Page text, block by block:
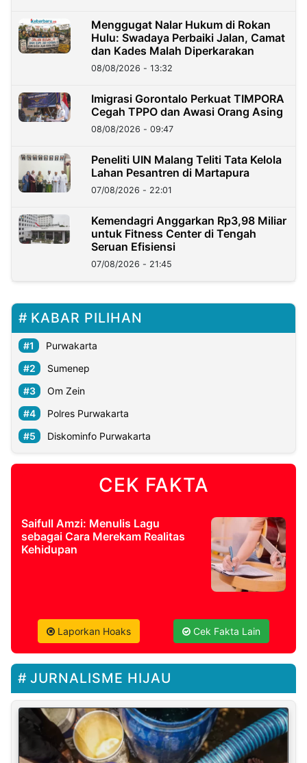
Menggugat Nalar Hukum di Rokan
Hulu: Swadaya Perbaiki Jalan, Camat
dan Kades Malah Diperkarakan
08/08/2026 - 13:32
Imigrasi Gorontalo Perkuat TIMPORA
Cegah TPPO dan Awasi Orang Asing
08/08/2026 - 09:47
Peneliti UIN Malang Teliti Tata Kelola
Lahan Pesantren di Martapura
07/08/2026 - 22:01
Kemendagri Anggarkan Rp3,98 Miliar
untuk Fitness Center di Tengah
Seruan Efisiensi
07/08/2026 - 21:45
KABAR PILIHAN
Purwakarta
Sumenep
Om Zein
Polres Purwakarta
Diskominfo Purwakarta
CEK FAKTA
Saifull Amzi: Menulis Lagu
sebagai Cara Merekam Realitas
Kehidupan
Laporkan Hoaks Cek Fakta Lain
JURNALISME HIJAU